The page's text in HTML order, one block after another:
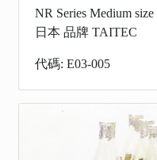
NR Series Medium
日本 品牌 TAITEC
代碼: E03-005